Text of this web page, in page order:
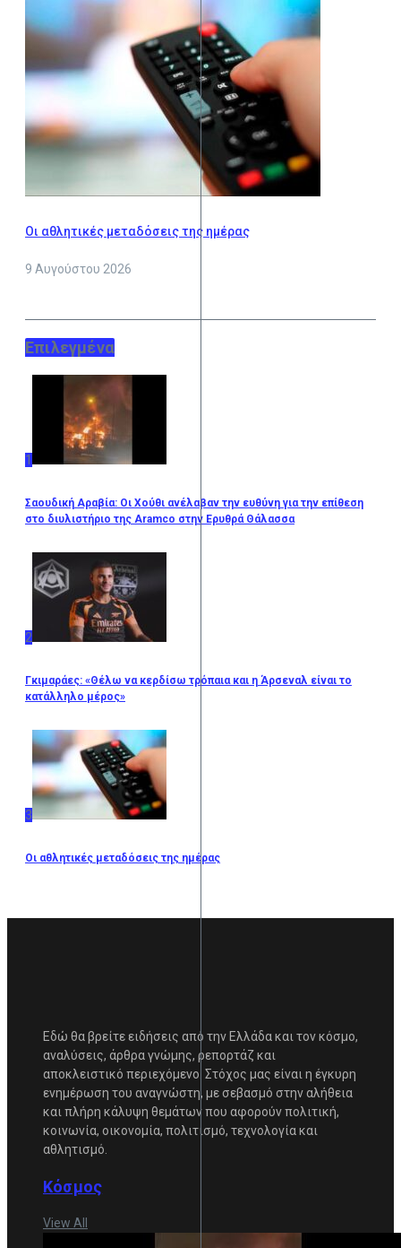
Οι αθλητικές μεταδόσεις της ημέρας
9 Αυγούστου 2026
Επιλεγμένα
1
Σαουδική Αραβία: Οι Χούθι ανέλαβαν την ευθύνη για την επίθεση
στο διυλιστήριο της Aramco στην Ερυθρά Θάλασσα
2
Γκιμαράες: «Θέλω να κερδίσω τρόπαια και η Άρσεναλ είναι το
κατάλληλο μέρος»
3
Οι αθλητικές μεταδόσεις της ημέρας
Εδώ θα βρείτε ειδήσεις από την Ελλάδα και τον κόσμο,
αναλύσεις, άρθρα γνώμης, ρεπορτάζ και
αποκλειστικό περιεχόμενο. Στόχος μας είναι η έγκυρη
ενημέρωση του αναγνώστη, με σεβασμό στην αλήθεια
και πλήρη κάλυψη θεμάτων που αφορούν πολιτική,
κοινωνία, οικονομία, πολιτισμό, τεχνολογία και
αθλητισμό.
Κόσμος
View All